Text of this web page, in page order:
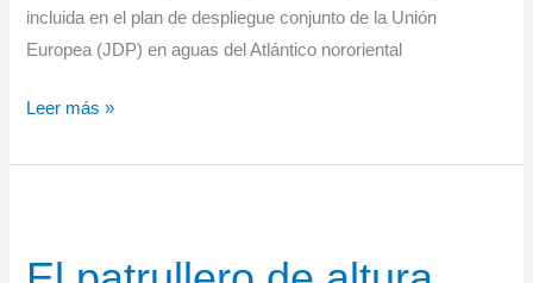
incluida en el plan de despliegue conjunto de la Unión
Europea (JDP) en aguas del Atlántico nororiental
El
de
‘Arnomendi’
Leer más »